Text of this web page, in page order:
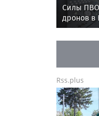
Силы ПВО
дронов в
Rss.plus